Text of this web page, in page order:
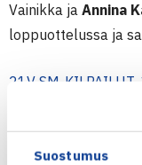
Suostumus
Vainikka ja Annina
loppuottelussa ja
21V SM-